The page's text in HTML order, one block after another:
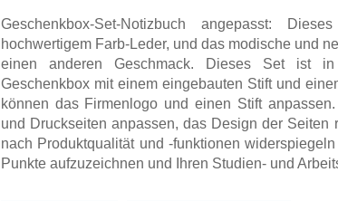
Geschenkbox-Set-Notizbuch angepasst:
hochwertigem Farb-Leder, und das modische und
einen anderen Geschmack. Dieses Set ist
Geschenkbox mit einem eingebauten Stift und
können das Firmenlogo und einen Stift
und Druckseiten anpassen, das Design der Seiten
nach Produktqualität und -funktionen
Punkte aufzuzeichnen und Ihren Studien- und